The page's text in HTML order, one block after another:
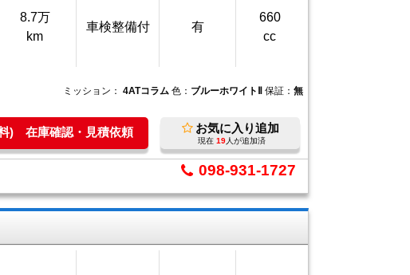
8.7万
km
車検整備付 有
660
cc
ミッション： 4ATコラム 色： ブルーホワイトⅡ 保証： 無
) 在庫確認・見積依頼 お気に入り追加
現在 19人が追加済
098-931-1727